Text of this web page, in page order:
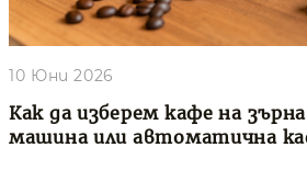
Как да изберем кафе на
машина или автоматична
10 Юни 2026